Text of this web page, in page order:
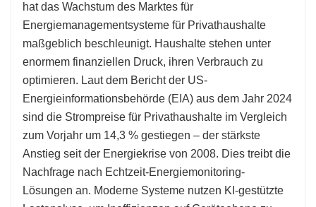
hat das Wachstum des Marktes für
Energiemanagementsysteme für Privathaushalte
maßgeblich beschleunigt. Haushalte stehen unter
enormem finanziellen Druck, ihren Verbrauch zu
optimieren. Laut dem Bericht der US-
Energieinformationsbehörde (EIA) aus dem Jahr 2024
sind die Strompreise für Privathaushalte im Vergleich
zum Vorjahr um 14,3 % gestiegen – der stärkste
Anstieg seit der Energiekrise von 2008. Dies treibt die
Nachfrage nach Echtzeit-Energiemonitoring-
Lösungen an. Moderne Systeme nutzen KI-gestützte